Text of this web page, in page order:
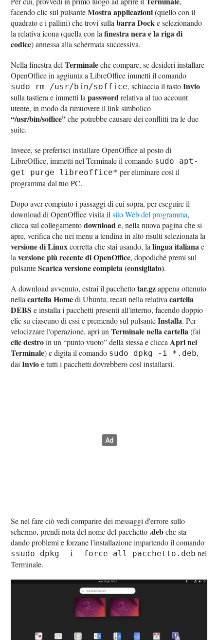
facendo clic sul pulsanteMostra applicazioni(quello con il
quadrato e i pallini) che trovi sullabarra Docke selezionando
la relativa icona (quella con lafinestra nera e la riga di
codice) annessa alla schermata successiva.
Nella finestra delTerminaleche compare, se desideri installare
OpenOffice in aggiunta a LibreOffice immetti il comando
sudo rm /usr/bin/soffice, schiaccia il tastoInvio
sulla tastiera e immetti lapasswordrelativa al tuo account
utente, in modo da rimuovere il link simbolico
“/usr/bin/soffice”che potrebbe causare dei conflitti tra le due
suite.
Invece, se preferisci installare OpenOffice al posto di
LibreOffice, immetti nel Terminale il comando sudo apt-
get purge libreoffice* per eliminare così il
programma dal tuo PC.
Dopo aver compiuto i passaggi di cui sopra, per eseguire il
download di OpenOffice visita ilsito Web del programma,
clicca sul collegamentodownloade, nella nuova pagina che si
apre, verifica che nei menu a tendina in alto risulti selezionata la
versione di Linuxcorretta che stai usando, lalingua italianae
laversione più recente di OpenOffice, dopodiché premi sul
pulsanteScarica versione completa (consigliato).
A download avvenuto, estrai il pacchettotar.gzappena ottenuto
nellacartella Homedi Ubuntu, recati nella relativacartella
DEBS e installa i pacchetti presenti all'interno, facendo doppio
clic su ciascuno di essi e premendo sul pulsanteInstalla. Per
velocizzare l'operazione, apri unTerminale nella cartella(fai
clic destroin un “punto vuoto” della stessa e cliccaApri nel
Terminale) e digita il comando sudo dpkg -i *.deb,
daiInvioe tutti i pacchetti dovrebbero così installarsi.
Se nel fare ciò vedi comparire dei messaggi d'errore sullo
schermo, prendi nota del nome del pacchetto.debche sta
dando problemi e forzane l'installazione impartendo il comando
ssudo dpkg -i -force-all pacchetto.deb nel
Terminale.